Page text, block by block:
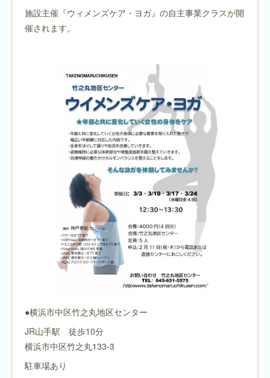
施設主催『ウィメンズケア・ヨガ』の自主事業クラスが開
催されます。
●横浜市中区竹之丸地区センター
JR山手駅 徒歩10分
横浜市中区竹之丸133-3
駐車場あり